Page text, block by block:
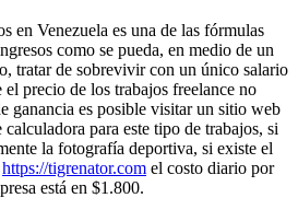
en Venezuela es una de las fórmulas
como se pueda, en medio de un
tratar de sobrevivir con un único salario
el precio de los trabajos freelance no
ganancia es posible visitar un sitio web
para este tipo de trabajos, si
la fotografía deportiva, si existe el
https://tigrenator.com el costo diario por
está en $1.800.